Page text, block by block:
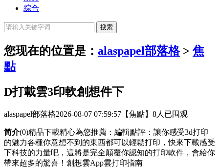
綜合
您现在的位置是： alaspapel部落格> 焦
點
D打載雲3印軟創想件下
alaspapel部落格2026-08-07 07:59:57 【焦點】 8人已围观
简介(0)精品下載精心為您推薦：編輯點評：讓你感受3d打印
的魅力各種你意想不到的東西都可以輕鬆打印，快來下載感受
下科技的力量吧，這將是完全顛覆你認知的打印軟件，會給你
帶來超多的驚喜！創想雲App雲打印指南